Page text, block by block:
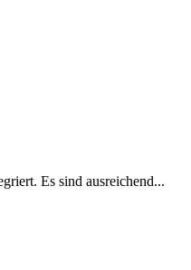
Es sind ausreichend...